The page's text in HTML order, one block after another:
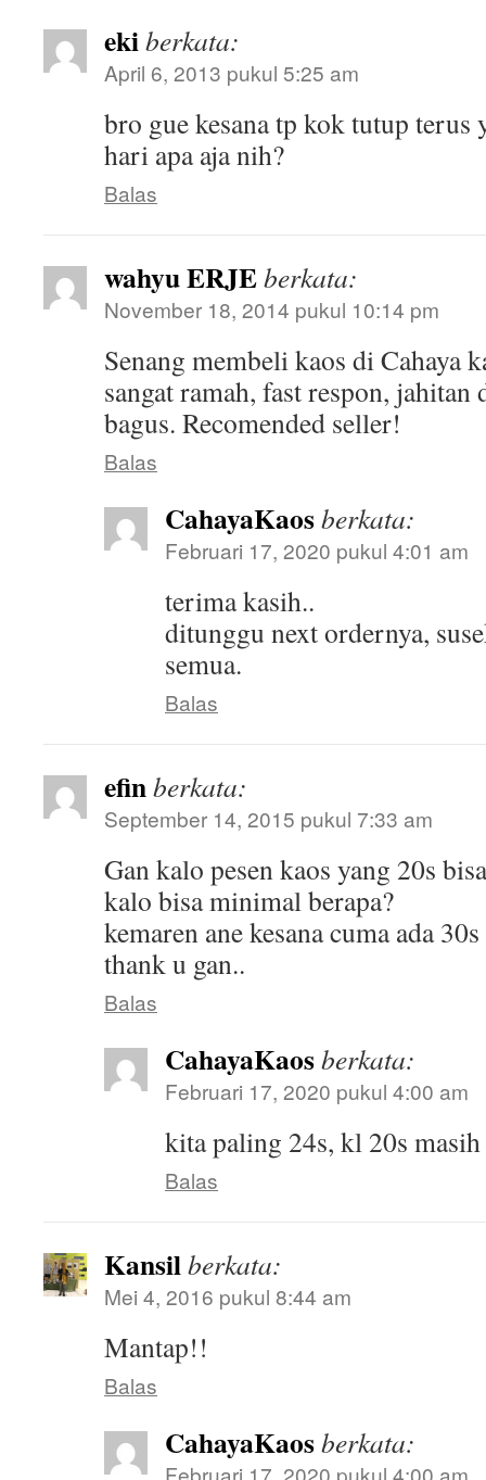
ekiberkata:
April 6, 2013 pukul 5:25 am
bro gue kesana tp kok tutup terus
hari apa aja nih?
Balas
wahyu ERJEberkata:
November 18, 2014 pukul 10:14 pm
Senang membeli kaos di Cahaya
sangat ramah, fast respon, jahitan
bagus. Recomended seller!
Balas
CahayaKaosberkata:
Februari 17, 2020 pukul 4:01 am
terima kasih..
ditunggu next ordernya,
semua.
Balas
efinberkata:
September 14, 2015 pukul 7:33 am
Gan kalo pesen kaos yang 20s
kalo bisa minimal berapa?
kemaren ane kesana cuma ada 30s
thank u gan..
Balas
CahayaKaosberkata:
Februari 17, 2020 pukul 4:00 am
kita paling 24s, kl 20s
Balas
Kansilberkata:
Mei 4, 2016 pukul 8:44 am
Mantap!!
Balas
CahayaKaosberkata:
Februari 17, 2020 pukul 4:00 am